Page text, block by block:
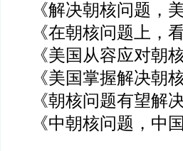
《解决朝核问题，
《在朝核问题上，
《美国从容应对朝
《美国掌握解决朝
《朝核问题有望解
《中朝核问题，中